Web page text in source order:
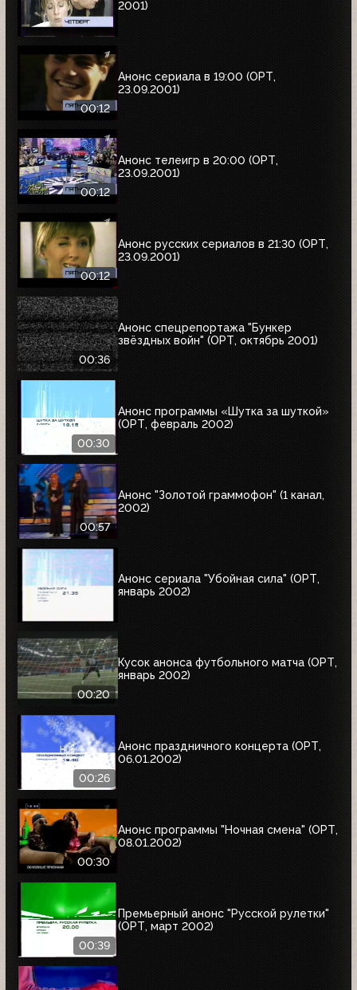
2001)
00:12
Анонс сериала в 19:00 (ОРТ,
23.09.2001)
00:12
Анонс телеигр в 20:00 (ОРТ,
23.09.2001)
00:12
Анонс русских сериалов в 21:30 (ОРТ,
23.09.2001)
00:36
Анонс спецрепортажа "Бункер
звёздных войн" (ОРТ, октябрь 2001)
00:30
Анонс программы «Шутка за шуткой»
(ОРТ, февраль 2002)
00:57
Анонс "Золотой граммофон" (1 канал,
2002)
Анонс сериала "Убойная сила" (ОРТ,
январь 2002)
00:20
Кусок анонса футбольного матча (ОРТ,
январь 2002)
00:26
Анонс праздничного концерта (ОРТ,
06.01.2002)
00:30
Анонс программы "Ночная смена" (ОРТ,
08.01.2002)
00:39
Премьерный анонс "Русской рулетки"
(ОРТ, март 2002)